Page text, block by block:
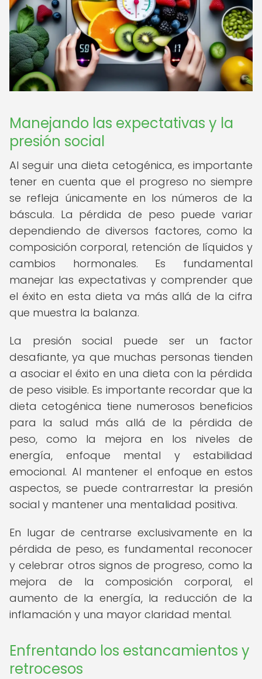
Manejando las expectativas y la
presión social
Al seguir una dieta cetogénica, es importante
tener en cuenta que el progreso no siempre
se refleja únicamente en los números de la
báscula. La pérdida de peso puede variar
dependiendo de diversos factores, como la
composición corporal, retención de líquidos y
cambios hormonales. Es fundamental
manejar las expectativas y comprender que
el éxito en esta dieta va más allá de la cifra
que muestra la balanza.
La presión social puede ser un factor
desafiante, ya que muchas personas tienden
a asociar el éxito en una dieta con la pérdida
de peso visible. Es importante recordar que la
dieta cetogénica tiene numerosos beneficios
para la salud más allá de la pérdida de
peso, como la mejora en los niveles de
energía, enfoque mental y estabilidad
emocional. Al mantener el enfoque en estos
aspectos, se puede contrarrestar la presión
social y mantener una mentalidad positiva.
En lugar de centrarse exclusivamente en la
pérdida de peso, es fundamental reconocer
y celebrar otros signos de progreso, como la
mejora de la composición corporal, el
aumento de la energía, la reducción de la
inflamación y una mayor claridad mental.
Enfrentando los estancamientos y
retrocesos